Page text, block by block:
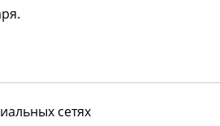
сетях